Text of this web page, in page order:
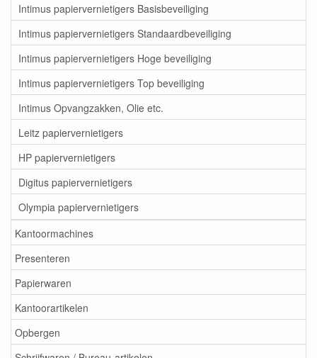
Intimus papiervernietigers Basisbeveiliging
Intimus papiervernietigers Standaardbeveiliging
Intimus papiervernietigers Hoge beveiliging
Intimus papiervernietigers Top beveiliging
Intimus Opvangzakken, Olie etc.
Leitz papiervernietigers
HP papiervernietigers
Digitus papiervernietigers
Olympia papiervernietigers
Kantoormachines
Presenteren
Papierwaren
Kantoorartikelen
Opbergen